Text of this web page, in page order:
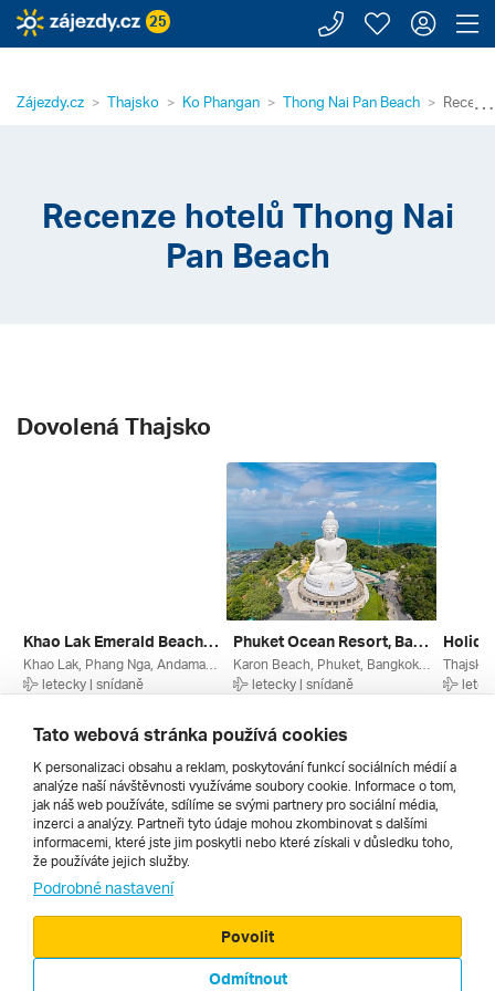
25 Zavolejte
Moje
⋯
Zájezdy.cz Thajsko Ko Phangan Thong Nai Pan Beach
Recenze hotelů Thong Nai
Pan Beach
Dovolená Thajsko
Khao Lak Emerald Beach Resort & Spa ****
letecky | snídaně
48 715 Kč
Phuket Ocean Resort, Bangkok Palace Hotel
letecky | snídaně
51 639 Kč
Thajský
Všechny
Cestopisy
Tato webová stránka používá cookies
K personalizaci obsahu a reklam, poskytování funkcí sociálních médií a
analýze naší návštěvnosti využíváme soubory cookie. Informace o tom,
jak náš web používáte, sdílíme se svými partnery pro sociální média,
inzerci a analýzy. Partneři tyto údaje mohou zkombinovat s dalšími
informacemi, které jste jim poskytli nebo které získali v důsledku toho,
že používáte jejich služby.
Podrobné nastavení
Odmítnout
Povolit